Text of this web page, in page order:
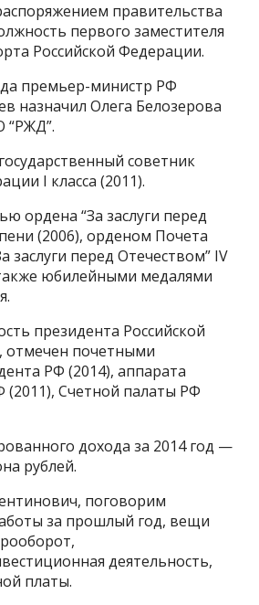
правительства
первого заместителя
Российской Федерации.
премьер-министр РФ
назначил Олега Белозерова
“РЖД”.
советник
I класса (2011).
ордена “За заслуги перед
(2006), орденом Почета
заслуги перед Отечеством” IV
юбилейными медалями
президента Российской
отмечен почетными
РФ (2014), аппарата
(2011), Счетной палаты РФ
дохода за 2014 год —
рублей.
поговорим
за прошлый год, вещи
деятельность,
платы.